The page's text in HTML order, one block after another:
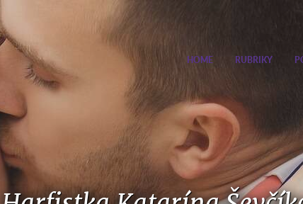
HOME RUBRIKY